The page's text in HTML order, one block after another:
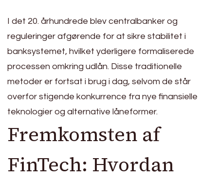
I det 20. århundrede blev centralbanker og
reguleringer afgørende for at sikre stabilitet i
banksystemet, hvilket yderligere formaliserede
processen omkring udlån. Disse traditionelle
metoder er fortsat i brug i dag, selvom de står
overfor stigende konkurrence fra nye finansielle
teknologier og alternative låneformer.
Fremkomsten af
FinTech: Hvordan